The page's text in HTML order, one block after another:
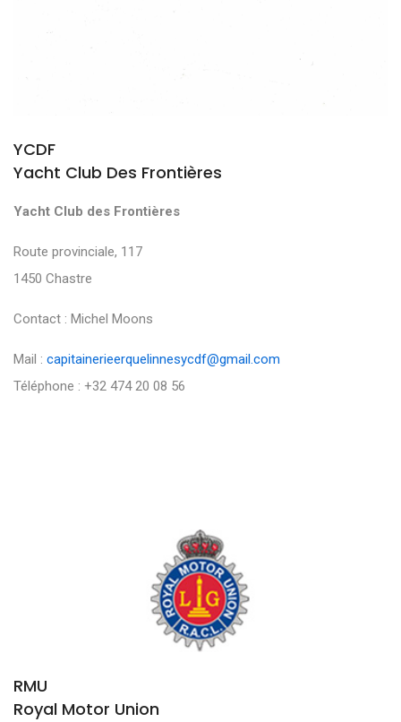
YCDF
Yacht Club Des Frontières
Yacht Club des Frontières
Route provinciale, 117
1450 Chastre
Contact : Michel Moons
Mail : capitainerieerquelinnesycdf@gmail.com
Téléphone : +32 474 20 08 56
RMU
Royal Motor Union